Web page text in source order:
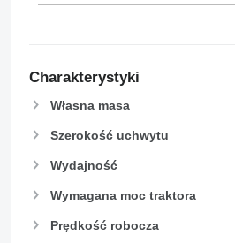
Charakterystyki
Własna masa
Szerokość uchwytu
Wydajność
Wymagana moc traktora
Prędkość robocza